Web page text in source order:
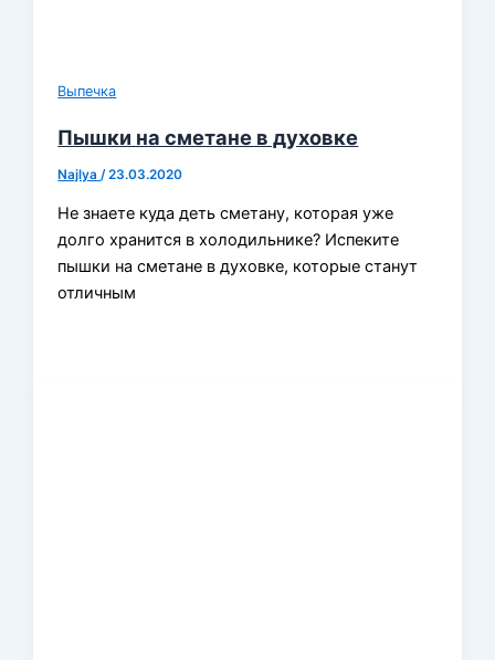
Выпечка
Пышки на сметане в духовке
Najlya /23.03.2020
Не знаете куда деть сметану, которая уже
долго хранится в холодильнике? Испеките
пышки на сметане в духовке, которые станут
отличным